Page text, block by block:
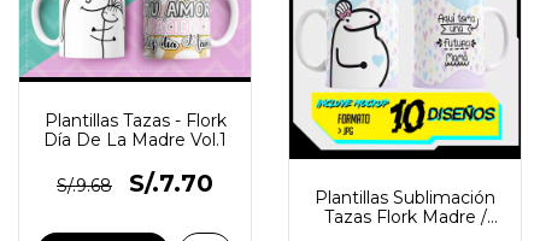
Plantillas Tazas - Flork
Día De La Madre Vol.1
S/.9.68 S/.7.70
Plantillas Sublimación
Tazas Flork Madre /